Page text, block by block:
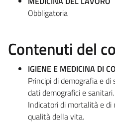
Obbligatoria
Contenuti del
IGIENE E MEDICINA DI
Principi di demografia e
dati demografici e
Indicatori di mortalità e
qualità della vita.